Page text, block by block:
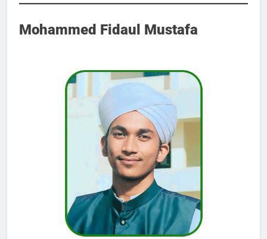
Mohammed Fidaul Mustafa